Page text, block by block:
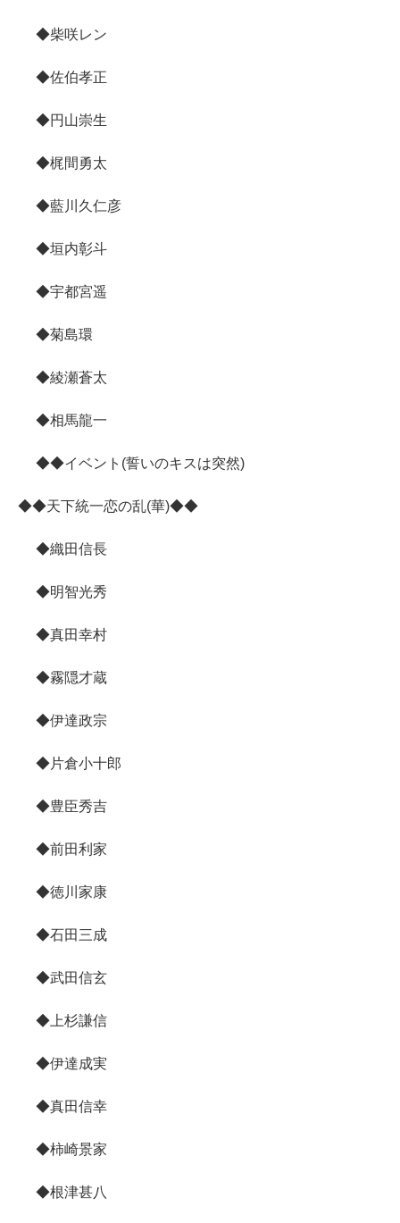
◆柴咲レン
◆佐伯孝正
◆円山崇生
◆梶間勇太
◆藍川久仁彦
◆垣内彰斗
◆宇都宮遥
◆菊島環
◆綾瀬蒼太
◆相馬龍一
◆◆イベント(誓いのキスは突然)
◆◆天下統一恋の乱(華)◆◆
◆織田信長
◆明智光秀
◆真田幸村
◆霧隠才蔵
◆伊達政宗
◆片倉小十郎
◆豊臣秀吉
◆前田利家
◆徳川家康
◆石田三成
◆武田信玄
◆上杉謙信
◆伊達成実
◆真田信幸
◆柿崎景家
◆根津甚八